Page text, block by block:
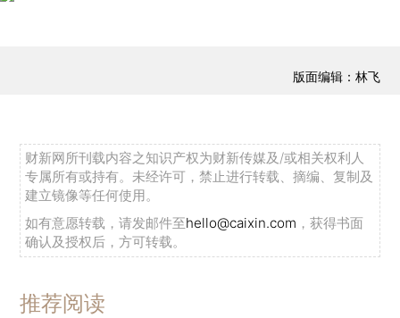
版面编辑：林飞
财新网所刊载内容之知识产权为财新传媒及/或相关权利人
专属所有或持有。未经许可，禁止进行转载、摘编、复制及
建立镜像等任何使用。
如有意愿转载，请发邮件至hello@caixin.com ，获得书面
确认及授权后，方可转载。
推荐阅读